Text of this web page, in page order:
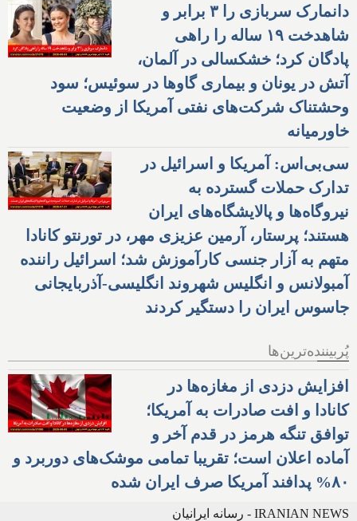
دانمارک سربازی را ۳ برابر و
شاهدخت ۱۹ ساله را راهی
پادگان کرد؛ خشکسالی در آلمان،
آتش در یونان و بیماری گاوها در سوئیس؛ سود
وحشتناک شرکت‌های نفتی آمریکا از وضعیت
خاورمیانه
سی‌بی‌اس: آمریکا و اسرائیل در
تدارک حملات گسترده به
نیروگاه‌ها و پالایشگاه‌های ایران
هستند؛ پرستار، آرمین عزیزی مهر، در تورنتو کانادا
متهم به آزار جنسی کارآموزش شد؛ اسرائیل راننده
آمبولانس و انگلیس شهروند انگلیسی-آذربایجانی
جاسوس ایران را دستگیر کردند
پُربیننده‌ترین‌ها
افزایش دزدی از مغازه‌ها در
کانادا و افت صادرات به آمریکا؛
توافق تنگه هرمز در قدم آخر و
آماده اعلان است؛ تقریبا تمامی موشک‌های دوربرد و
۸۰% پدافند آمریکا صرف ایران شده
IRANIAN NEWS - رسانه ایرانیان